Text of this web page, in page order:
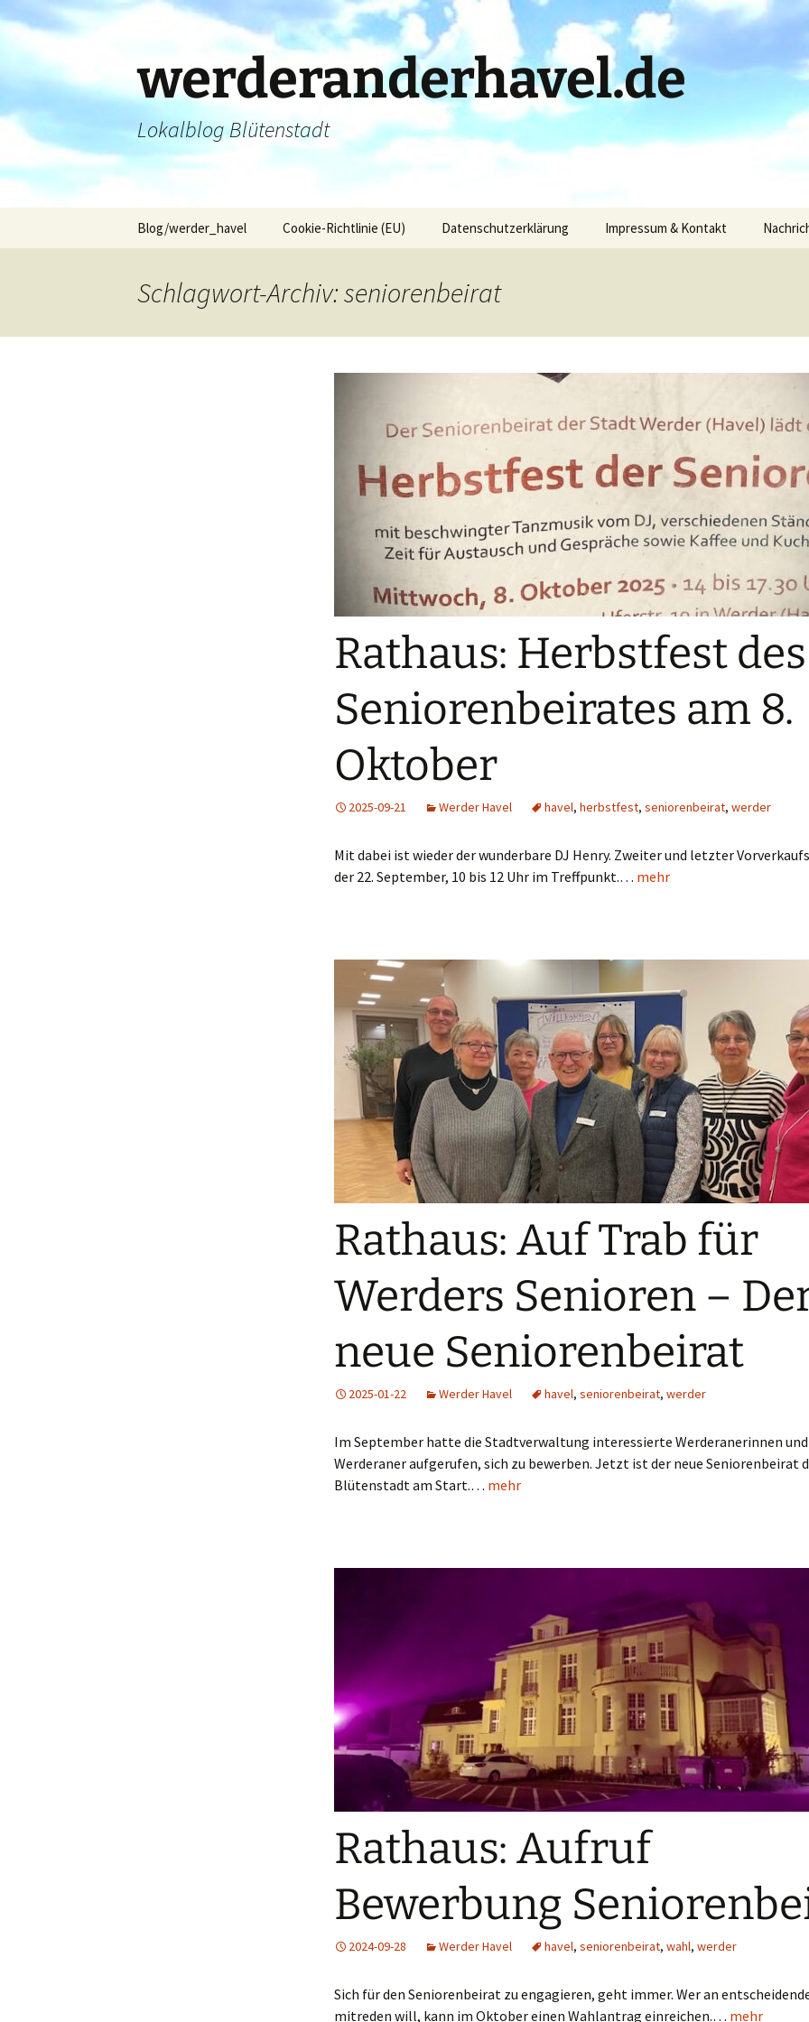
Zum
Inhalt
springen
werderanderhavel.de
Lokalblog Blütenstadt
Blog/werder_havel Cookie-Richtlinie (EU) Datenschutzerklärung Impressum & Kontakt
Schlagwort-Archiv: seniorenbeirat
Rathaus: Herbstfest des
Seniorenbeirates am 8.
Oktober
2025-09-21 Werder Havel havel, herbstfest, seniorenbeirat, werder
Mit dabei ist wieder der wunderbare DJ Henry. Zweiter und letzter
der 22. September, 10 bis 12 Uhr im Treffpunkt.… mehr
Rathaus: Auf Trab für
Werders Senioren –
neue Seniorenbeirat
2025-01-22 Werder Havel havel, seniorenbeirat, werder
Im September hatte die Stadtverwaltung interessierte Werderanerinnen und
Werderaner aufgerufen, sich zu bewerben. Jetzt ist der neue Seniorenbeirat
Blütenstadt am Start.… mehr
Rathaus: Aufruf
Bewerbung
2024-09-28 Werder Havel havel, seniorenbeirat, wahl, werder
Sich für den Seniorenbeirat zu engagieren, geht immer. Wer an
mitreden will, kann im Oktober einen Wahlantrag einreichen.… mehr